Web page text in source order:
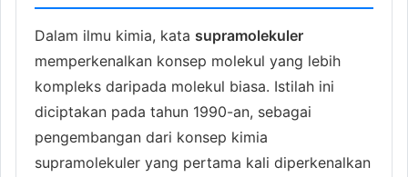
Dalam ilmu kimia, kata supramolekuler
memperkenalkan konsep molekul yang lebih
kompleks daripada molekul biasa. Istilah ini
diciptakan pada tahun 1990-an, sebagai
pengembangan dari konsep kimia
supramolekuler yang pertama kali diperkenalkan